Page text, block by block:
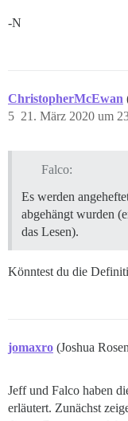
-N
ChristopherMcEwan
21. März 2020 um
5
Falco:
Es werden
abgehängt wurden
das Lesen).
Könntest du die
jomaxro (Joshua
Jeff und Falco haben
erläutert. Zunächst